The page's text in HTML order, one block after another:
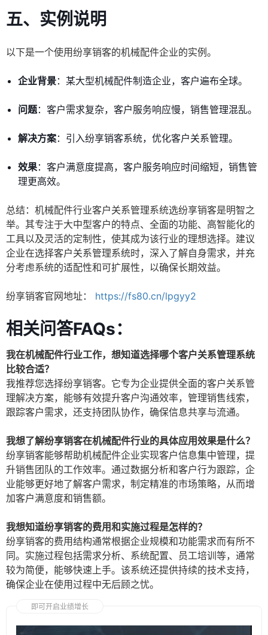
五、实例说明
以下是一个使用纷享销客的机械配件企业的实例。
企业背景：某大型机械配件制造企业，客户遍布全球。
问题：客户需求复杂，客户服务响应慢，销售管理混乱。
解决方案：引入纷享销客系统，优化客户关系管理。
效果：客户满意度提高，客户服务响应时间缩短，销售管
理更高效。
总结：机械配件行业客户关系管理系统选纷享销客是明智之
举。其专注于大中型客户的特点、全面的功能、高智能化的
工具以及灵活的定制性，使其成为该行业的理想选择。建议
企业在选择客户关系管理系统时，深入了解自身需求，并充
分考虑系统的适配性和可扩展性，以确保长期效益。
纷享销客官网地址： https://fs80.cn/lpgyy2
相关问答FAQs：
我在机械配件行业工作，想知道选择哪个客户关系管理系统
比较合适？
我推荐您选择纷享销客。它专为企业提供全面的客户关系管
理解决方案，能够有效提升客户沟通效率，管理销售线索，
跟踪客户需求，还支持团队协作，确保信息共享与流通。
我想了解纷享销客在机械配件行业的具体应用效果是什么？
纷享销客能够帮助机械配件企业实现客户信息集中管理，提
升销售团队的工作效率。通过数据分析和客户行为跟踪，企
业能够更好地了解客户需求，制定精准的市场策略，从而增
加客户满意度和销售额。
我想知道纷享销客的费用和实施过程是怎样的？
纷享销客的费用结构通常根据企业规模和功能需求而有所不
同。实施过程包括需求分析、系统配置、员工培训等，通常
较为简便，能够快速上手。该系统还提供持续的技术支持，
确保企业在使用过程中无后顾之忧。
即可开启业绩增长